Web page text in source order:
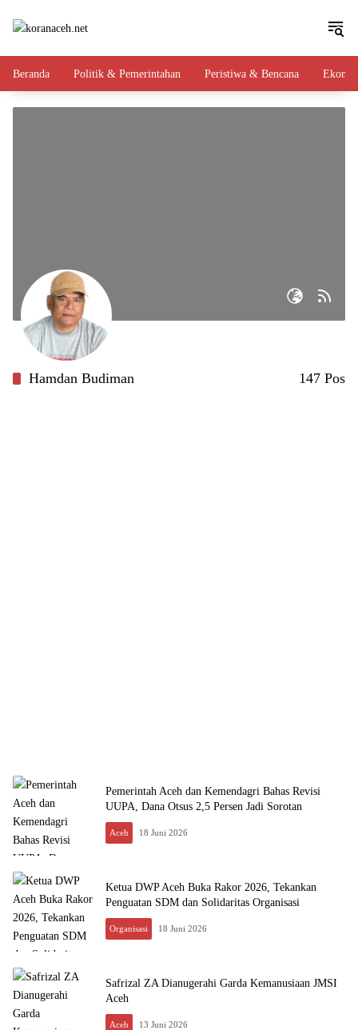
Beranda Politik & Pemerintahan Peristiwa & Bencana
Hamdan Budiman 147 Pos
Pemerintah Aceh dan Kemendagri Bahas Revisi
UUPA, Dana Otsus 2,5 Persen Jadi Sorotan
Aceh 18 Juni 2026
Ketua DWP Aceh Buka Rakor 2026, Tekankan
Penguatan SDM dan Solidaritas Organisasi
Organisasi 18 Juni 2026
Safrizal ZA Dianugerahi Garda Kemanusiaan JMSI
Aceh
Aceh 13 Juni 2026